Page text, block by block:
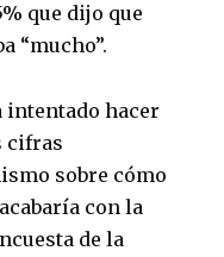
que dijo que
“mucho”.
intentado hacer
cifras
sobre cómo
con la
de la